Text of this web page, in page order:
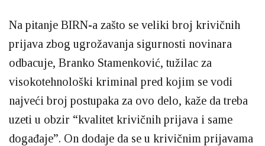
Na pitanje BIRN-a zašto se veliki broj krivičnih
prijava zbog ugrožavanja sigurnosti novinara
odbacuje, Branko Stamenković, tužilac za
visokotehnološki kriminal pred kojim se vodi
najveći broj postupaka za ovo delo, kaže da treba
uzeti u obzir “kvalitet krivičnih prijava i same
događaje”. On dodaje da se u krivičnim prijavama